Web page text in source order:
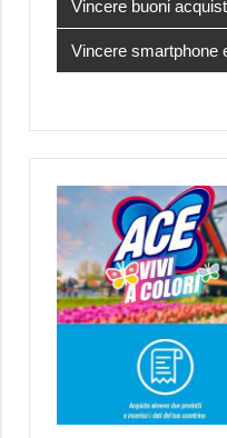
Vincere buoni
Vincere smartphone